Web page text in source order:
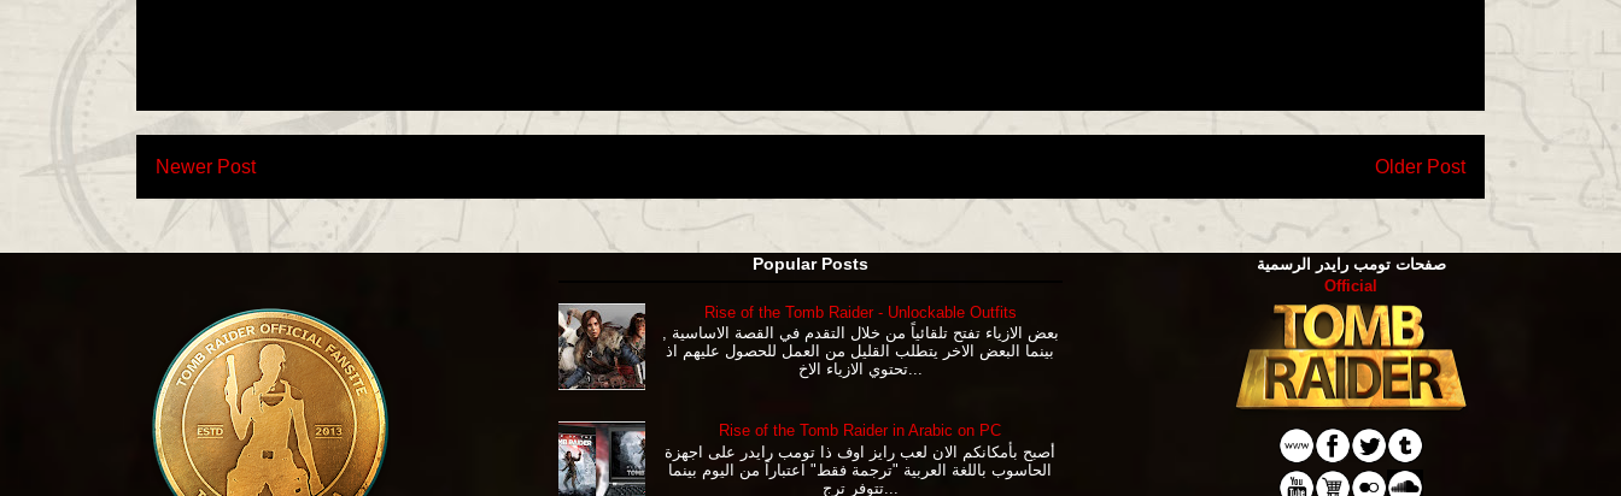
Newer Post Older Post
Popular Posts
Rise of the Tomb Raider - Unlockable Outfits
بعض الازياء تفتح تلقائياً من خلال التقدم في القصة الاساسية ,
بينما البعض الاخر يتطلب القليل من العمل للحصول عليهم اذ
تحتوي الازياء الاخ...
Rise of the Tomb Raider in Arabic on PC
أصبح بأمكانكم الان لعب رايز اوف ذا تومب رايدر على اجهزة
الحاسوب باللغة العربية "ترجمة فقط" اعتباراً من اليوم بينما
تتوفر ترج...
صفحات تومب رايدر الرسمية
Official